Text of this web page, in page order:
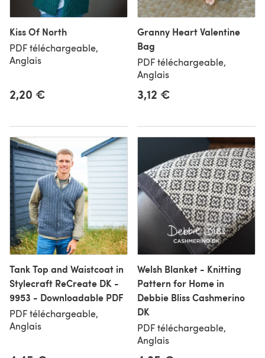
Kiss Of North
PDF téléchargeable,
Anglais
2,20 €
Granny Heart Valentine
Bag
PDF téléchargeable,
Anglais
3,12 €
Tank Top and Waistcoat in
Stylecraft ReCreate DK -
9953 - Downloadable PDF
PDF téléchargeable,
Anglais
Welsh Blanket - Knitting
Pattern for Home in
Debbie Bliss Cashmerino
DK
PDF téléchargeable,
Anglais